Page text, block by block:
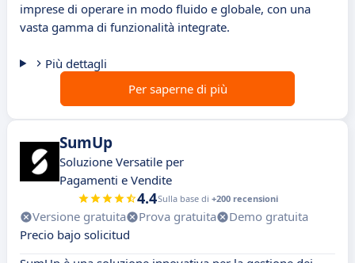
imprese di operare in modo fluido e globale, con una
vasta gamma di funzionalità integrate.
Più dettagli
Per saperne di più
SumUp
Soluzione Versatile per
Pagamenti e Vendite
4.4Sulla base di +200 recensioni
Versione gratuita Prova gratuita
Demo gratuita
Precio bajo solicitud